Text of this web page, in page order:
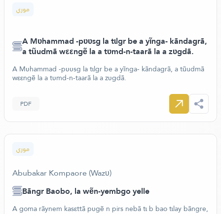
موري
A Mʋhammad -pʋʋsg la tɩlgr be a yĩnga- kãndagrã,
a tũudmã wεεngẽ la a tʋmd-n-taarã la a zʋgdã.
A Mʋhammad -pʋʋsg la tɩlgr be a yĩnga- kãndagrã, a tũudmã
wεεngẽ la a tʋmd-n-taarã la a zʋgdã.
PDF
موري
Abubakar Kompaore (Wazυ)
Bãngr Baobo, la wẽn-yembgo yelle
A goma rãynem kasεttã pυgẽ n pirs nebã tɩ b bao tɩlay bãngre,